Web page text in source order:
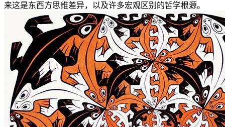
来这是东西方思维差异，以及许多宏观区别的哲学根源。